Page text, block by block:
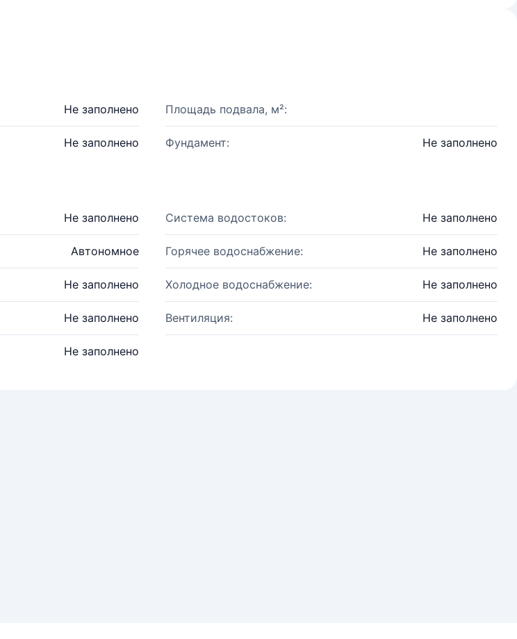
Не заполнено Площадь подвала, м²:
Не заполнено Фундамент: Не заполнено
Не заполнено Система водостоков: Не заполнено
Автономное Горячее водоснабжение: Не заполнено
Не заполнено Холодное водоснабжение: Не заполнено
Не заполнено Вентиляция: Не заполнено
Не заполнено